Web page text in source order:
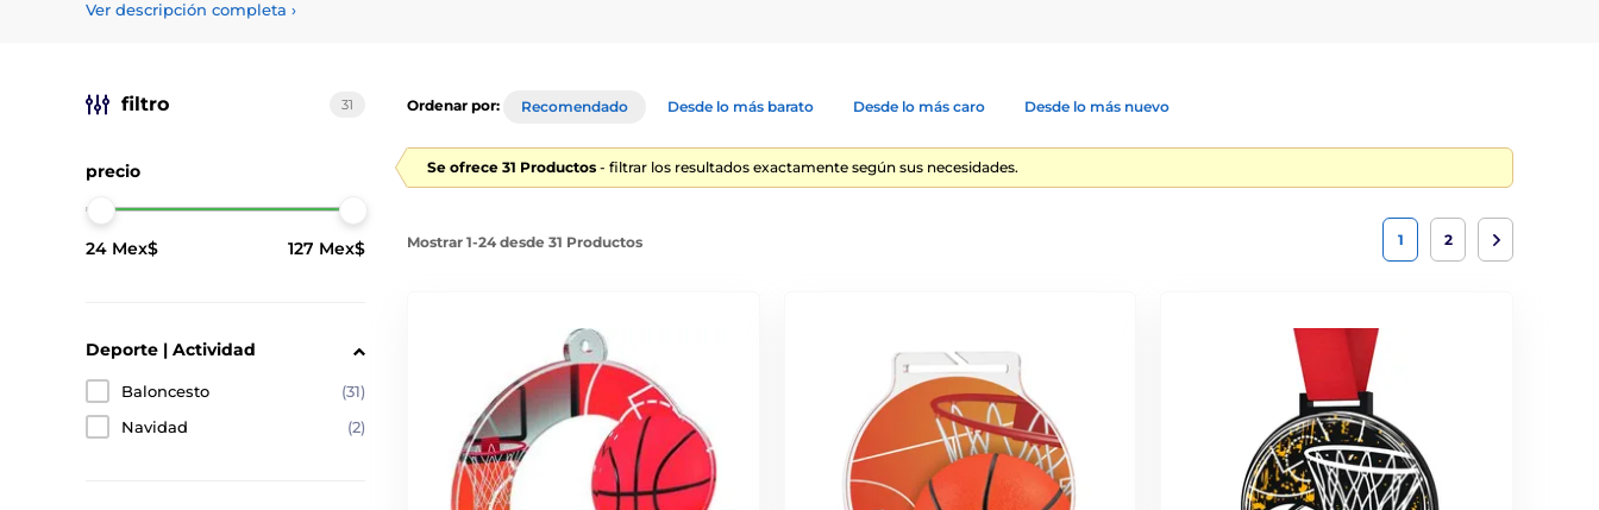
Ver descripción completa ›
filtro 31
precio
24 Mex$ 127 Mex$
Deporte | Actividad
Baloncesto
(31)
Navidad
(2)
Ordenar por: Recomendado Desde lo más barato Desde lo más caro Desde lo más nuevo
Se ofrece 31 Productos - filtrar los resultados exactamente según sus necesidades.
Mostrar 1-24 desde 31 Productos 1 2